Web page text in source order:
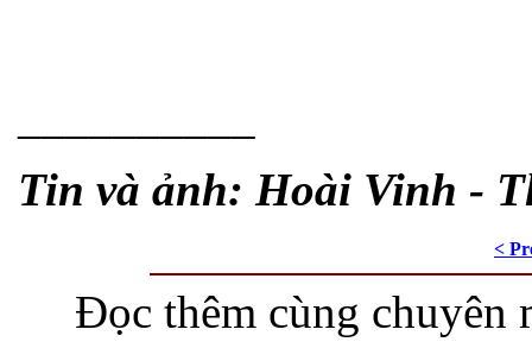
Tin và ảnh: Hoài Vinh -
<
Đọc thêm cùng chuyên